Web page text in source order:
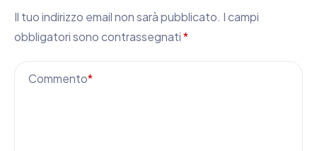
Il tuo indirizzo email non sarà pubblicato. I campi
obbligatori sono contrassegnati*
Commento*